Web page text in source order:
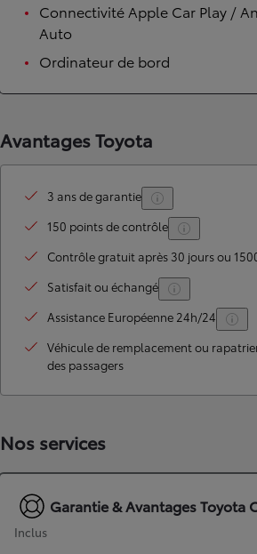
Connectivité Apple Car Play /
Auto
Ordinateur de bord
Avantages Toyota
3 ans de garantie
150 points de contrôle
Contrôle gratuit après 30 jours ou
Satisfait ou échangé
Assistance Européenne 24h/24
Véhicule de remplacement ou
des passagers
Nos services
Garantie & Avantages Toyota
Inclus